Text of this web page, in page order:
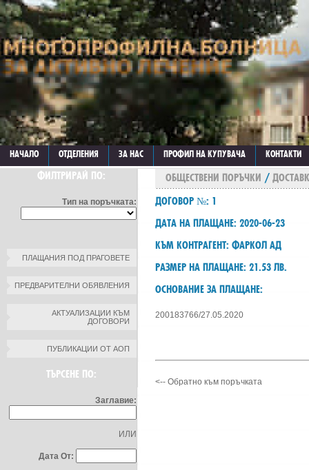
НАЧАЛО ОТДЕЛЕНИЯ ЗА НАС ПРОФИЛ НА КУПУВАЧА КОНТАКТИ
ФИЛТРИРАЙ ПО:
Тип на поръчката:
ПЛАЩАНИЯ ПОД ПРАГОВЕТЕ
ПРЕДВАРИТЕЛНИ ОБЯВЛЕНИЯ
АКТУАЛИЗАЦИИ КЪМ
ДОГОВОРИ
ПУБЛИКАЦИИ ОТ АОП
ТЪРСЕНЕ ПО:
Заглавие:
ИЛИ
Дата От:
ОБЩЕСТВЕНИ ПОРЪЧКИ /
ДОГОВОР №: 1
ДАТА НА ПЛАЩАНЕ: 2020-06-23
КЪМ КОНТРАГЕНТ: ФАРКОЛ АД
РАЗМЕР НА ПЛАЩАНЕ: 21.53 ЛВ.
ОСНОВАНИЕ ЗА ПЛАЩАНЕ:
200183766/27.05.2020
<-- Обратно към поръчката